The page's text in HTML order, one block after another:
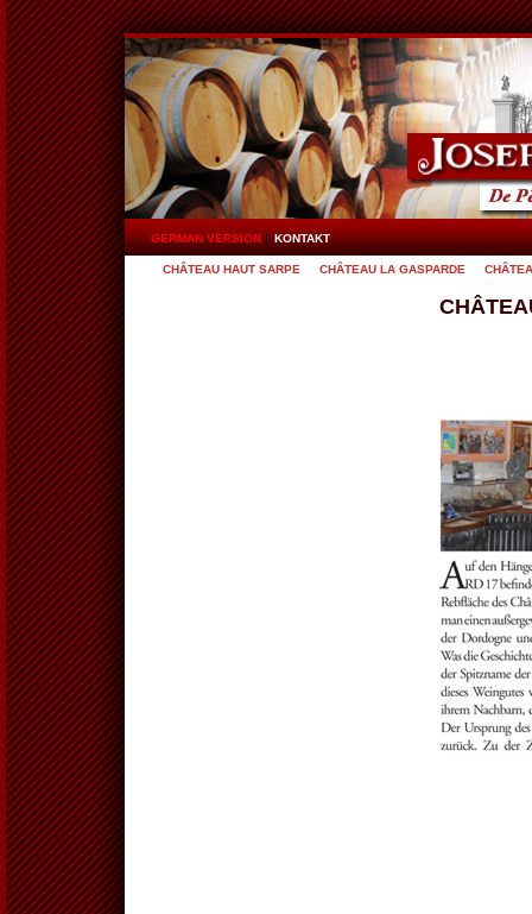
GERMAN VERSION KONTAKT
CHÂTEAU HAUT SARPE CHÂTEAU LA GASPARDE